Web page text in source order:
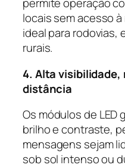
locais sem acesso
ideal para rodovias,
rurais.
4. Alta visibilidade,
distância
Os módulos de
brilho e contraste,
mensagens sejam
sob sol intenso ou